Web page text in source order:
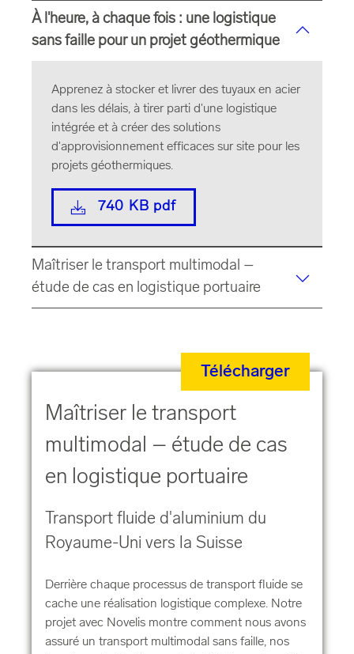
À l'heure, à chaque fois : une logistique
sans faille pour un projet géothermique
Apprenez à stocker et livrer des tuyaux en acier
dans les délais, à tirer parti d'une logistique
intégrée et à créer des solutions
d'approvisionnement efficaces sur site pour les
projets géothermiques.
740 KB pdf
Maîtriser le transport multimodal –
étude de cas en logistique portuaire
Télécharger
Maîtriser le transport
multimodal – étude de cas
en logistique portuaire
Transport fluide d'aluminium du
Royaume-Uni vers la Suisse
Derrière chaque processus de transport fluide se
cache une réalisation logistique complexe. Notre
projet avec Novelis montre comment nous avons
assuré un transport multimodal sans faille, nos